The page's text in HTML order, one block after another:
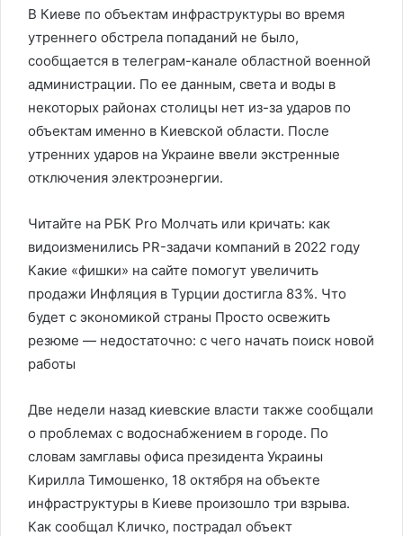
В Киеве по объектам инфраструктуры во время
утреннего обстрела попаданий не было,
сообщается в телеграм-канале областной военной
администрации. По ее данным, света и воды в
некоторых районах столицы нет из-за ударов по
объектам именно в Киевской области. После
утренних ударов на Украине ввели экстренные
отключения электроэнергии.
Читайте на РБК Pro Молчать или кричать: как
видоизменились PR-задачи компаний в 2022 году
Какие «фишки» на сайте помогут увеличить
продажи Инфляция в Турции достигла 83%. Что
будет с экономикой страны Просто освежить
резюме — недостаточно: с чего начать поиск новой
работы
Две недели назад киевские власти также сообщали
о проблемах с водоснабжением в городе. По
словам замглавы офиса президента Украины
Кирилла Тимошенко, 18 октября на объекте
инфраструктуры в Киеве произошло три взрыва.
Как сообщал Кличко, пострадал объект